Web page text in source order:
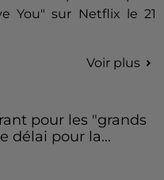
You" sur Netflix le 21
Voir plus
pour les "grands
délai pour la...